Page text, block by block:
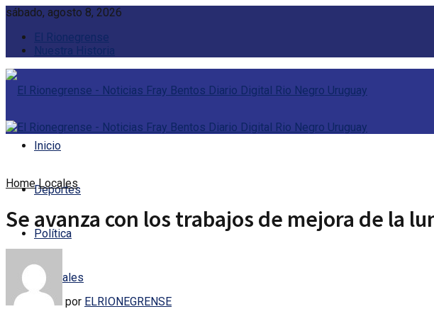
sábado, agosto 8, 2026
El Rionegrense
Nuestra Historia
Inicio
Deportes
Política
Policiales
Home Locales
Se avanza con los trabajos de mejora de la
por ELRIONEGRENSE